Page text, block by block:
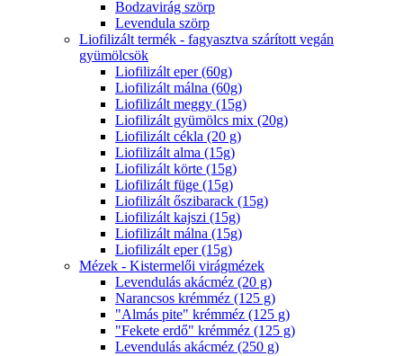
Bodzavirág szörp
Levendula szörp
Liofilizált termék - fagyasztva szárított vegán
gyümölcsök
Liofilizált eper (60g)
Liofilizált málna (60g)
Liofilizált meggy (15g)
Liofilizált gyümölcs mix (20g)
Liofilizált cékla (20 g)
Liofilizált alma (15g)
Liofilizált körte (15g)
Liofilizált füge (15g)
Liofilizált őszibarack (15g)
Liofilizált kajszi (15g)
Liofilizált málna (15g)
Liofilizált eper (15g)
Mézek - Kistermelői virágmézek
Levendulás akácméz (20 g)
Narancsos krémméz (125 g)
"Almás pite" krémméz (125 g)
"Fekete erdő" krémméz (125 g)
Levendulás akácméz (250 g)